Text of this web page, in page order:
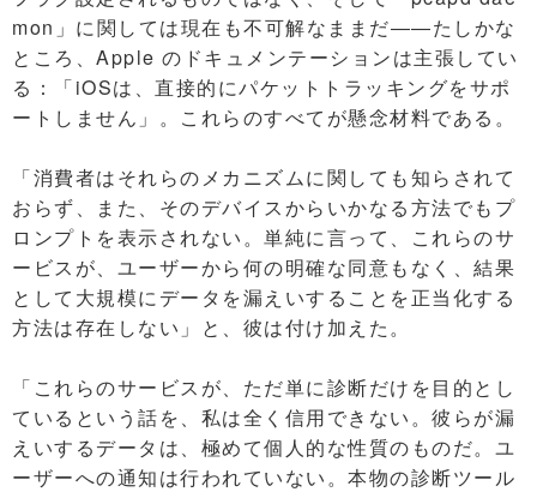
mon」に関しては現在も不可解なままだ――たしかな
ところ、Apple のドキュメンテーションは主張してい
る：「iOSは、直接的にパケットトラッキングをサポ
ートしません」。これらのすべてが懸念材料である。
「消費者はそれらのメカニズムに関しても知らされて
おらず、また、そのデバイスからいかなる方法でもプ
ロンプトを表示されない。単純に言って、これらのサ
ービスが、ユーザーから何の明確な同意もなく、結果
として大規模にデータを漏えいすることを正当化する
方法は存在しない」と、彼は付け加えた。
「これらのサービスが、ただ単に診断だけを目的とし
ているという話を、私は全く信用できない。彼らが漏
えいするデータは、極めて個人的な性質のものだ。ユ
ーザーへの通知は行われていない。本物の診断ツール